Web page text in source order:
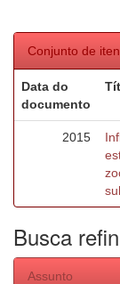
Conjunto de
Data do
documento
2015
Busca
Assunto